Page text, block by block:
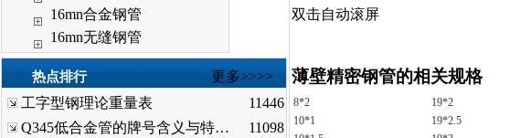
16mn合金钢管
16mn无缝钢管
热点排行
更多>>>>
工字型钢理论重量表
11446
Q345低合金管的牌号含义与特…
11098
双击自动滚屏
薄壁精密钢管的相关规格
8*2 19*2
10*1
19*2.5